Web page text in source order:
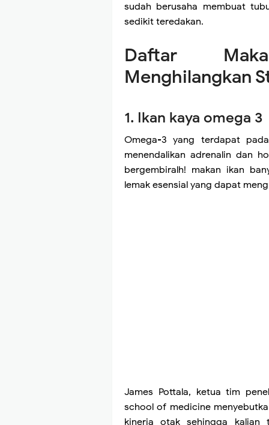
sudah berusaha membuat
sedikit teredakan.
Daftar
Menghilangkan
1. Ikan kaya omega 3
Omega-3 yang terdapat
menendalikan adrenalin dan
bergembiralh! makan ikan
lemak esensial yang dapat
James Pottala, ketua tim
school of medicine
kinerja otak sehingga kalian